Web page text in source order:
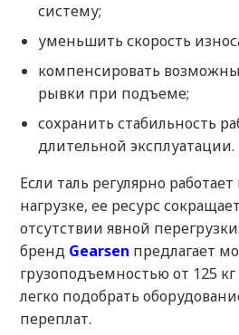
систему;
уменьшить скорость
компенсировать
рывки при подъеме;
сохранить стабильность
длительной эксплуатации.
Если таль регулярно
нагрузке, ее ресурс
отсутствии явной
бренд Gearsen предлагает
грузоподъемностью от 125
легко подобрать
переплат.